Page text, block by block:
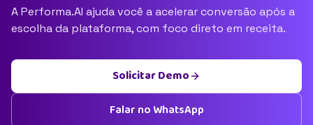
A Performa.AI ajuda você a acelerar conversão após a
escolha da plataforma, com foco direto em receita.
Solicitar Demo
Falar no WhatsApp